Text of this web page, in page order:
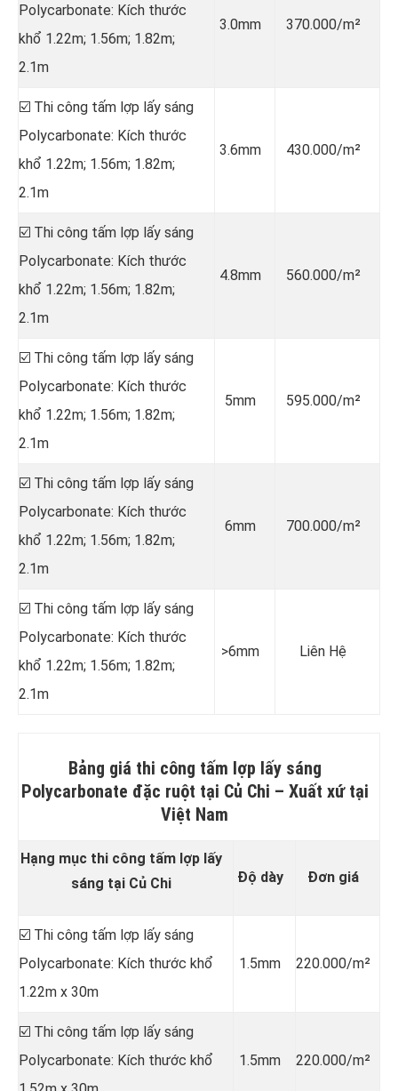
Polycarbonate: Kích thước
khổ 1.22m; 1.56m; 1.82m;
2.1m
3.0mm 370.000/m²
☑️ Thi công tấm lợp lấy sáng
Polycarbonate: Kích thước
khổ 1.22m; 1.56m; 1.82m;
2.1m
3.6mm 430.000/m²
☑️ Thi công tấm lợp lấy sáng
Polycarbonate: Kích thước
khổ 1.22m; 1.56m; 1.82m;
2.1m
4.8mm 560.000/m²
☑️ Thi công tấm lợp lấy sáng
Polycarbonate: Kích thước
khổ 1.22m; 1.56m; 1.82m;
2.1m
5mm 595.000/m²
☑️ Thi công tấm lợp lấy sáng
Polycarbonate: Kích thước
khổ 1.22m; 1.56m; 1.82m;
2.1m
6mm 700.000/m²
☑️ Thi công tấm lợp lấy sáng
Polycarbonate: Kích thước
khổ 1.22m; 1.56m; 1.82m;
2.1m
>6mm Liên Hệ
Bảng giá thi công tấm lợp lấy sáng
Polycarbonate đặc ruột tại Củ Chi – Xuất xứ tại
Việt Nam
Hạng mục thi công tấm lợp lấy
sáng tại Củ Chi
Độ dày Đơn giá
☑️ Thi công tấm lợp lấy sáng
Polycarbonate: Kích thước khổ
1.22m x 30m
1.5mm 220.000/m²
☑️ Thi công tấm lợp lấy sáng
Polycarbonate: Kích thước khổ
1.5mm 220.000/m²